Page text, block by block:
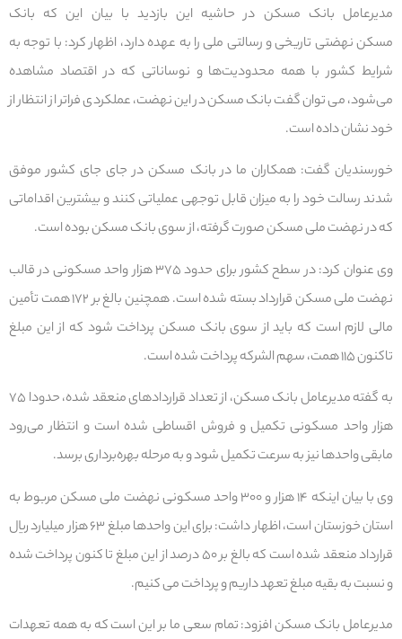
مدیرعامل بانک مسکن در حاشیه این بازدید با بیان این که بانک
مسکن نهضتی تاریخی و رسالتی ملی را به عهده دارد، اظهار کرد: با توجه به
شرایط کشور با همه محدودیت‌ها و نوساناتی که در اقتصاد مشاهده
می‌شود، می توان گفت بانک مسکن در این نهضت، عملکردی فراتر از انتظار از
خود نشان داده است.
خورسندیان گفت: همکاران ما در بانک مسکن در جای جای کشور موفق
شدند رسالت خود را به میزان قابل توجهی عملیاتی کنند و بیشترین اقداماتی
که در نهضت ملی مسکن صورت گرفته، از سوی بانک مسکن بوده است.
وی عنوان کرد: در سطح کشور برای حدود ۳۷۵ هزار واحد مسکونی در قالب
نهضت ملی مسکن قرارداد بسته شده است. همچنین بالغ بر ۱۷۲ همت تأمین
مالی لازم است که باید از سوی بانک مسکن پرداخت شود که از این مبلغ
تاکنون ۱۱۵ همت، سهم الشرکه پرداخت شده است.
به گفته مدیرعامل بانک مسکن، از تعداد قراردادهای منعقد شده، حدودا ۷۵
هزار واحد مسکونی تکمیل و فروش اقساطی شده است و انتظار می‌رود
مابقی واحدها نیز به سرعت تکمیل شود و به مرحله بهره‌برداری برسد.
وی با بیان اینکه ۱۴ هزار و ۳۰۰ واحد مسکونی نهضت ملی مسکن مربوط به
استان خوزستان است، اظهار داشت: برای این واحدها مبلغ ۶۳ هزار میلیارد ریال
قرارداد منعقد شده است که بالغ بر ۵۰ درصد از این مبلغ تا کنون پرداخت شده
و نسبت به بقیه مبلغ تعهد داریم و پرداخت می کنیم.
مدیرعامل بانک مسکن افزود: تمام سعی ما بر این است که به همه تعهدات